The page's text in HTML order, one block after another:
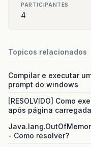
PARTICIPANTES
4
Topicos relacionados
Compilar e executar
prompt do windows
[RESOLVIDO] Como
após página carregada
- Como resolver?